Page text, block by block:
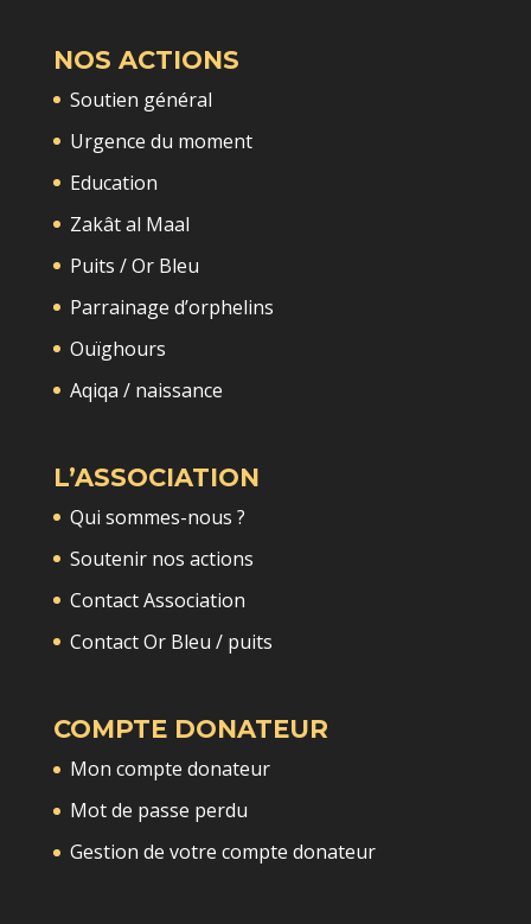
NOS ACTIONS
Soutien général
Urgence du moment
Education
Zakât al Maal
Puits / Or Bleu
Parrainage d’orphelins
Ouïghours
Aqiqa / naissance
L’ASSOCIATION
Qui sommes-nous ?
Soutenir nos actions
Contact Association
Contact Or Bleu / puits
COMPTE DONATEUR
Mon compte donateur
Mot de passe perdu
Gestion de votre compte donateur